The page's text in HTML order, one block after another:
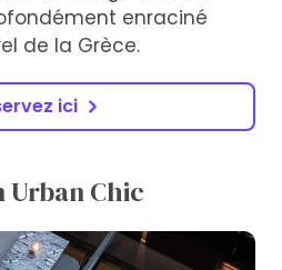
enraciné
de la Grèce.
ici
Urban Chic